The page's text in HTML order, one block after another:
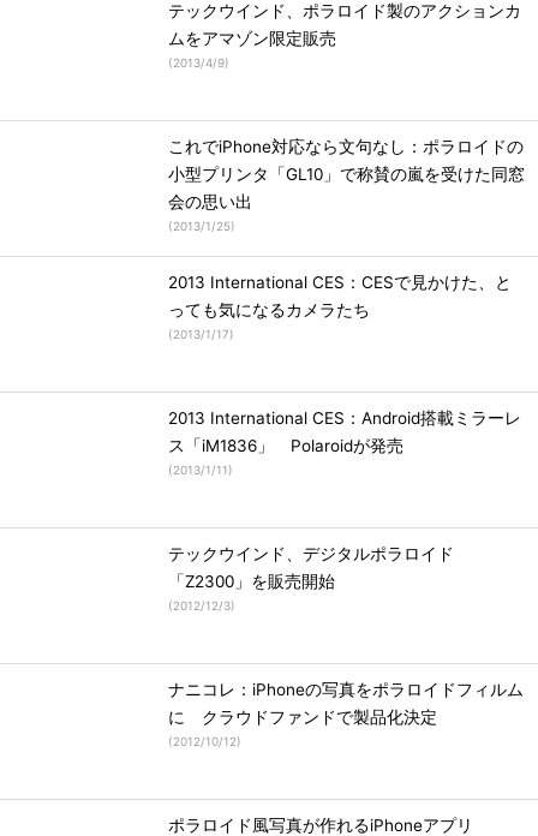
テックウインド、ポラロイド製のアクションカ
ムをアマゾン限定販売
(2013/4/9)
これでiPhone対応なら文句なし：ポラロイドの
小型プリンタ「GL10」で称賛の嵐を受けた同窓
会の思い出
(2013/1/25)
2013 International CES：CESで見かけた、と
っても気になるカメラたち
(2013/1/17)
2013 International CES：Android搭載ミラーレ
ス「iM1836」 Polaroidが発売
(2013/1/11)
テックウインド、デジタルポラロイド
「Z2300」を販売開始
(2012/12/3)
ナニコレ：iPhoneの写真をポラロイドフィルム
に クラウドファンドで製品化決定
(2012/10/12)
ポラロイド風写真が作れるiPhoneアプリ